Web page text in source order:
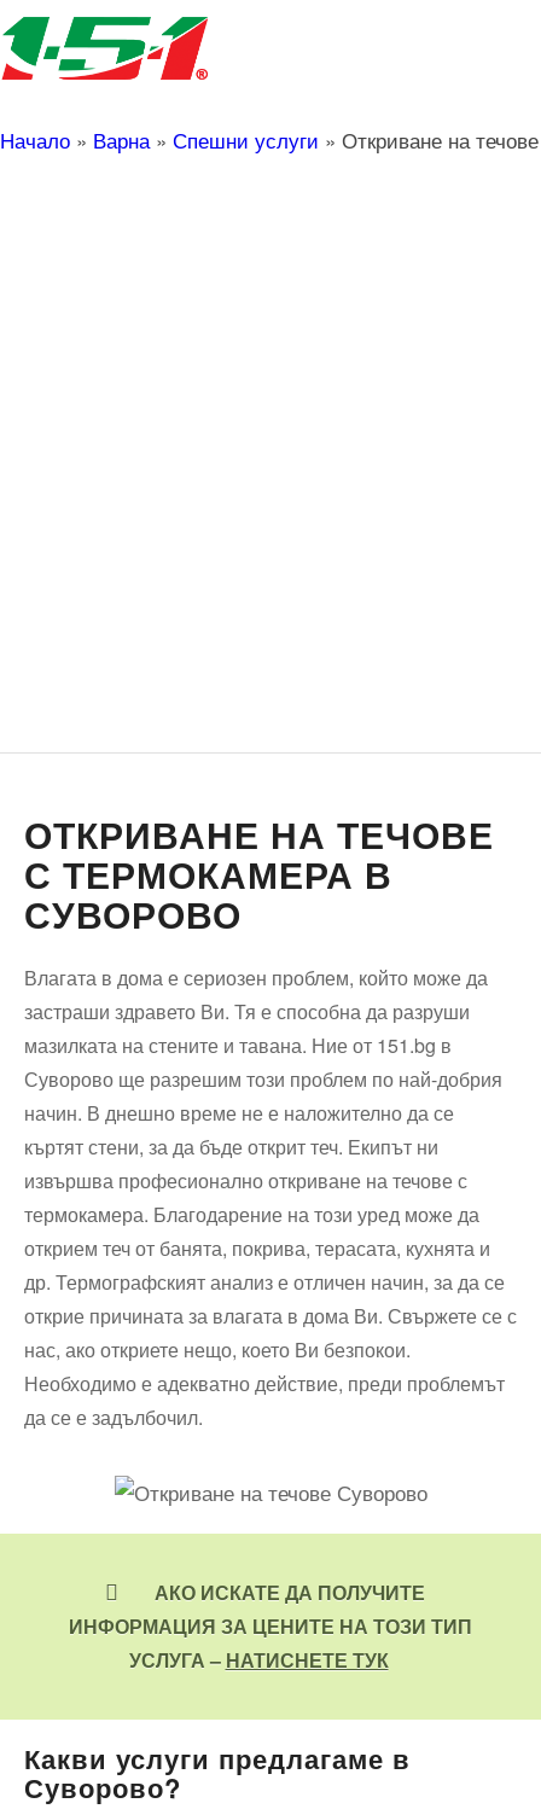
Начало » Варна» Спешни услуги » Откриване на
ОТКРИВАНЕ НА ТЕЧОВЕ
С ТЕРМОКАМЕРА В
СУВОРОВО
Влагата в дома е сериозен проблем, който може да
застраши здравето Ви. Тя е способна да разруши
мазилката на стените и тавана. Ние от 151.bg в
Суворово ще разрешим този проблем по най-добрия
начин. В днешно време не е наложително да се
къртят стени, за да бъде открит теч. Екипът ни
извършва професионално откриване на течове с
термокамера. Благодарение на този уред може да
открием теч от банята, покрива, терасата, кухнята и
др. Термографският анализ е отличен начин, за да се
открие причината за влагата в дома Ви. Свържете се с
нас, ако откриете нещо, което Ви безпокои.
Необходимо е адекватно действие, преди проблемът
да се е задълбочил.
АКО ИСКАТЕ ДА ПОЛУЧИТЕ
ИНФОРМАЦИЯ ЗА ЦЕНИТЕ НА ТОЗИ ТИП
УСЛУГА – НАТИСНЕТЕ ТУК
Какви услуги предлагаме в
Суворово?